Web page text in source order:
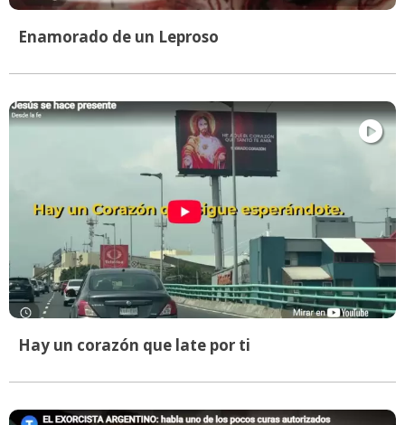
Enamorado de un Leproso
Hay un corazón que late por ti